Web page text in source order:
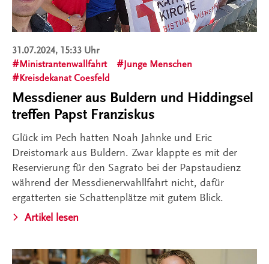
31.07.2024, 15:33 Uhr
Ministrantenwallfahrt
Junge Menschen
Kreisdekanat Coesfeld
Messdiener aus Buldern und Hiddingsel
treffen Papst Franziskus
Glück im Pech hatten Noah Jahnke und Eric
Dreistomark aus Buldern. Zwar klappte es mit der
Reservierung für den Sagrato bei der Papstaudienz
während der Messdienerwahllfahrt nicht, dafür
ergatterten sie Schattenplätze mit gutem Blick.
Artikel lesen